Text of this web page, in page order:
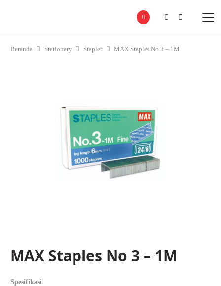
Beranda Stationary Stapler MAX Staples No 3 – 1M
MAX Staples No 3 – 1M
Spesifikasi: